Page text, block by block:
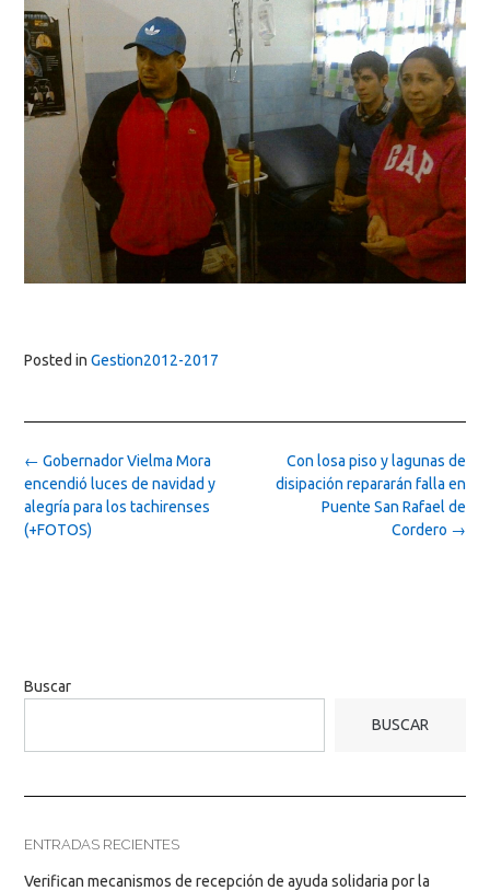
Posted in Gestion2012-2017
Post
navigation
Con losa piso y lagunas de
disipación repararán falla en
Puente San Rafael de
Cordero →
← Gobernador Vielma Mora
encendió luces de navidad y
alegría para los tachirenses
(+FOTOS)
Buscar
BUSCAR
ENTRADAS RECIENTES
Verifican mecanismos de recepción de ayuda solidaria por la